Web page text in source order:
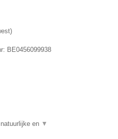
)
BE0456099938
en ▼